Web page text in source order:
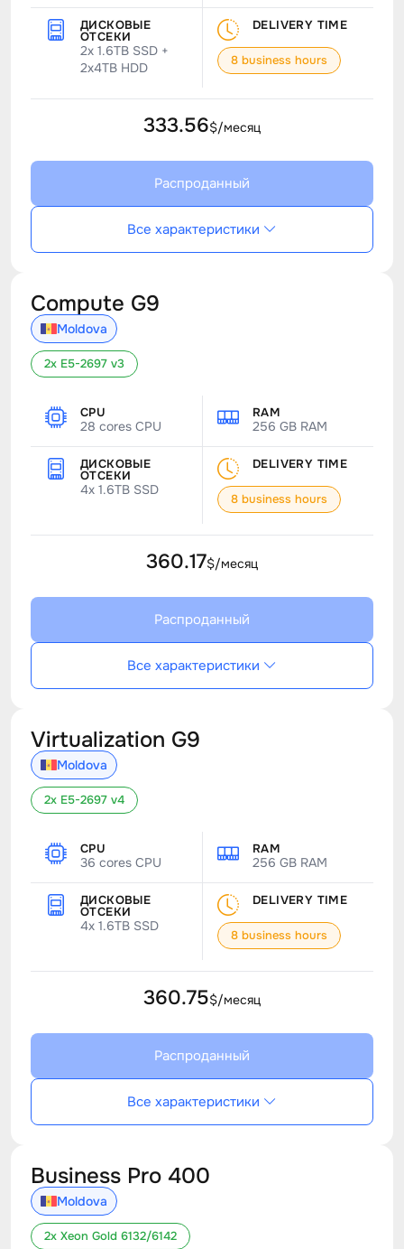
ДИСКОВЫЕ
ОТСЕКИ
2x 1.6TB SSD +
2x4TB HDD
DELIVERY TIME
8 business hours
333.56$/месяц
Распроданный
Все характеристики
Compute G9
Moldova
2x E5-2697 v3
CPU
28 cores CPU
RAM
256 GB RAM
ДИСКОВЫЕ
ОТСЕКИ
4x 1.6TB SSD
DELIVERY TIME
8 business hours
360.17$/месяц
Распроданный
Все характеристики
Virtualization G9
Moldova
2x E5-2697 v4
CPU
36 cores CPU
RAM
256 GB RAM
ДИСКОВЫЕ
ОТСЕКИ
4x 1.6TB SSD
DELIVERY TIME
8 business hours
360.75$/месяц
Распроданный
Все характеристики
Business Pro 400
Moldova
2x Xeon Gold 6132/6142